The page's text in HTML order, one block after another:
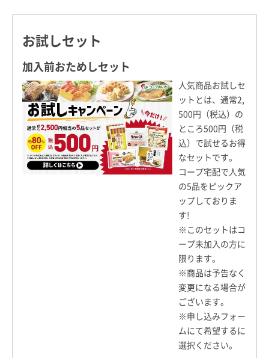
お試しセット
加入前おためしセット
人気商品お試しセ
ットとは、通常2,
500円（税込）の
ところ500円（税
込）で試せるお得
なセットです。
コープ宅配で人気
の5品をピックア
ップしておりま
す!
※このセットはコ
ープ未加入の方に
限ります。
※商品は予告なく
変更になる場合が
ございます。
※申し込みフォー
ムにて希望するに
選択ください。